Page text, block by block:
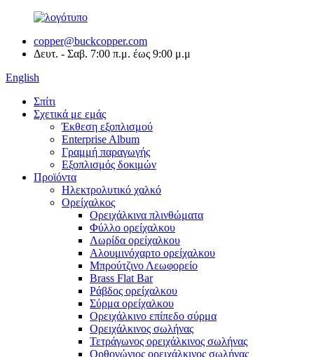
copper@buckcopper.com
Δευτ. - Σαβ. 7:00 π.μ. έως 9:00 μ.μ
English
Σπίτι
Σχετικά με εμάς
Έκθεση εξοπλισμού
Enterprise Album
Γραμμή παραγωγής
Εξοπλισμός δοκιμών
Προϊόντα
Ηλεκτρολυτικό χαλκό
Ορείχαλκος
Ορειχάλκινα πλινθώματα
Φύλλο ορείχαλκου
Λωρίδα ορείχαλκου
Αλουμινόχαρτο ορείχαλκου
Μπρούτζινο Λεωφορείο
Brass Flat Bar
Ράβδος ορείχαλκου
Σύρμα ορείχαλκου
Ορειχάλκινο επίπεδο σύρμα
Ορειχάλκινος σωλήνας
Τετράγωνος ορειχάλκινος σωλήνας
Ορθογώνιος ορειχάλκινος σωλήνας